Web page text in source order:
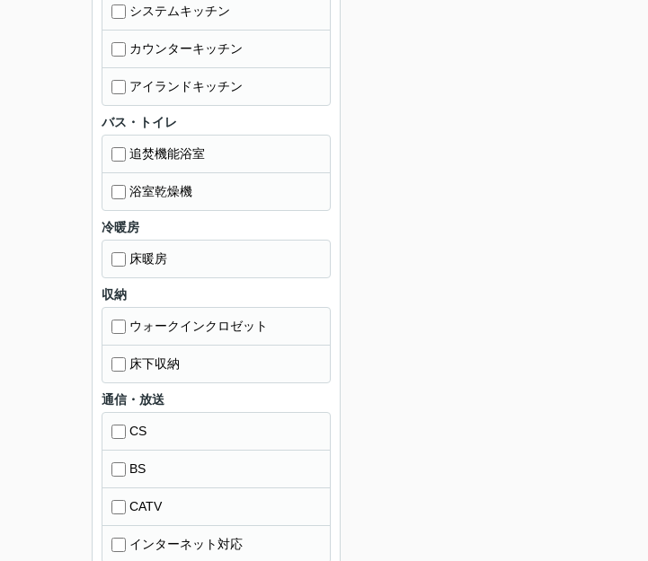
システムキッチン
カウンターキッチン
アイランドキッチン
バス・トイレ
追焚機能浴室
浴室乾燥機
冷暖房
床暖房
収納
ウォークインクロゼット
床下収納
通信・放送
CS
BS
CATV
インターネット対応